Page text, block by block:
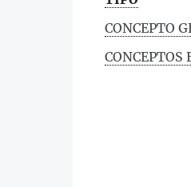
CONCEPTO
CONCEPTOS